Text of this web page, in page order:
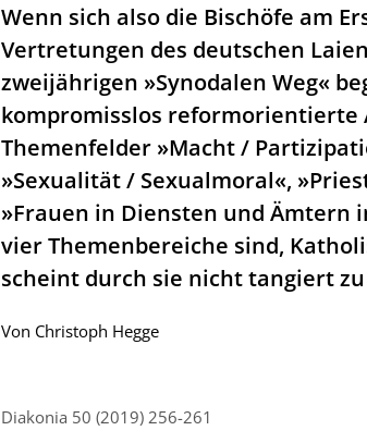
Wenn sich also die Bischöfe am
Vertretungen des deutschen
zweijährigen »Synodalen Weg«
kompromisslos reformorientierte
Themenfelder »Macht /
»Sexualität / Sexualmoral«,
»Frauen in Diensten und Ämtern
vier Themenbereiche sind,
scheint durch sie nicht tangiert
Von Christoph Hegge
Diakonia 50 (2019) 256-261